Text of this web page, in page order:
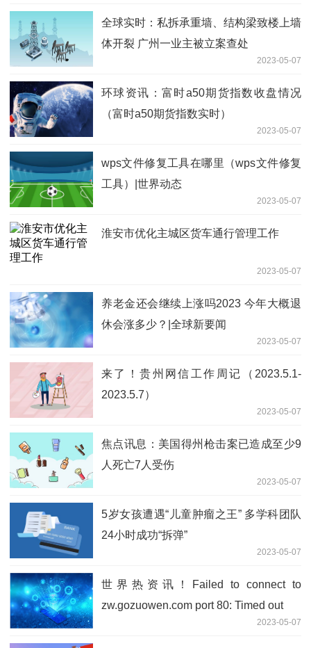
全球实时：私拆承重墙、结构梁致楼上墙
体开裂 广州一业主被立案查处
2023-05-07
环球资讯：富时a50期货指数收盘情况
（富时a50期货指数实时）
2023-05-07
wps文件修复工具在哪里（wps文件修复
工具）|世界动态
2023-05-07
淮安市优化主城区货车通行管理工作
2023-05-07
养老金还会继续上涨吗2023 今年大概退
休会涨多少？|全球新要闻
2023-05-07
来了！贵州网信工作周记（2023.5.1-
2023.5.7）
2023-05-07
焦点讯息：美国得州枪击案已造成至少9
人死亡7人受伤
2023-05-07
5岁女孩遭遇“儿童肿瘤之王” 多学科团队
24小时成功“拆弹”
2023-05-07
世界热资讯！Failed to connect to
zw.gozuowen.com port 80: Timed out
2023-05-07